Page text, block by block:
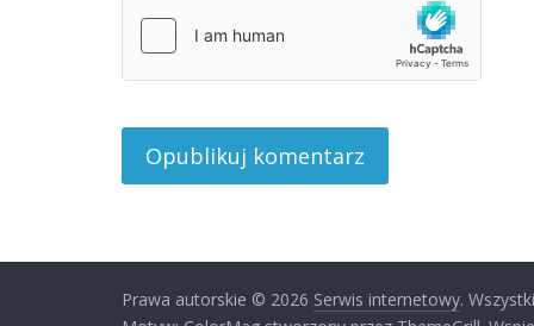
Prawa autorskie © 2026 Serwis internetowy.